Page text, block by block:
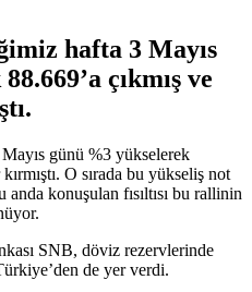
hafta 3 Mayıs
çıkmış ve
günü %3 yükselerek
O sırada bu yükseliş not
anda konuşulan fısıltısı bu rallinin
SNB, döviz rezervlerinde
de yer verdi.